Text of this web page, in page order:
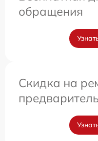
обращения
Скидка на